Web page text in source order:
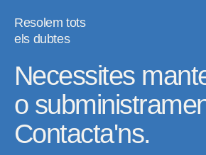
Resolem tots
els dubtes
Necessites
o
Contacta'ns.